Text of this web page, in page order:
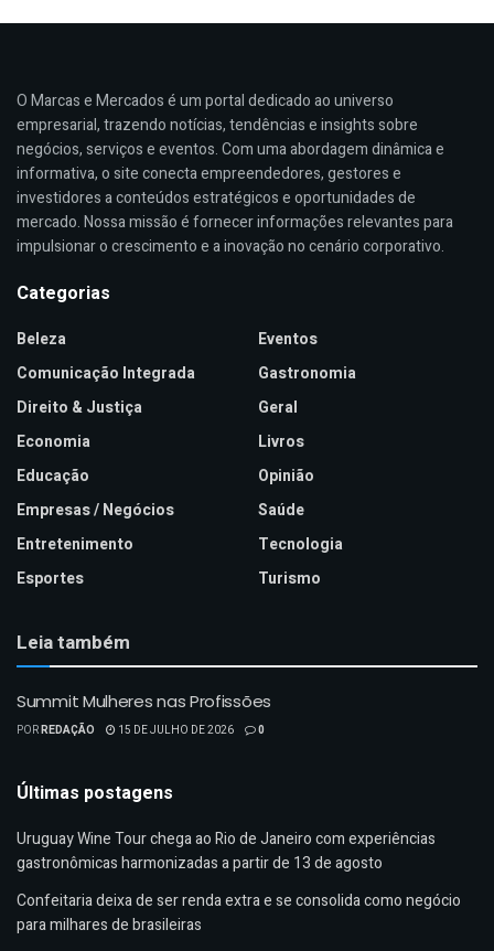
O Marcas e Mercados é um portal dedicado ao universo
empresarial, trazendo notícias, tendências e insights sobre
negócios, serviços e eventos. Com uma abordagem dinâmica e
informativa, o site conecta empreendedores, gestores e
investidores a conteúdos estratégicos e oportunidades de
mercado. Nossa missão é fornecer informações relevantes para
impulsionar o crescimento e a inovação no cenário corporativo.
Categorias
Beleza
Comunicação Integrada
Direito & Justiça
Economia
Educação
Empresas / Negócios
Entretenimento
Esportes
Eventos
Gastronomia
Geral
Livros
Opinião
Saúde
Tecnologia
Turismo
Leia também
Summit Mulheres nas Profissões
PORREDAÇÃO 15 DE JULHO DE 2026 0
Últimas postagens
Uruguay Wine Tour chega ao Rio de Janeiro com experiências
gastronômicas harmonizadas a partir de 13 de agosto
Confeitaria deixa de ser renda extra e se consolida como negócio
para milhares de brasileiras